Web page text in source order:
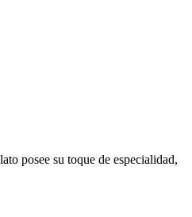
posee su toque de especialidad,